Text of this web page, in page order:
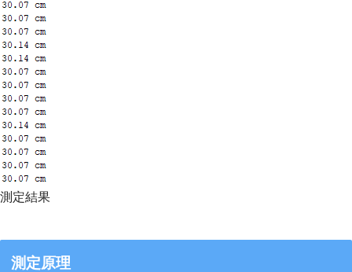
測定結果
測定原理